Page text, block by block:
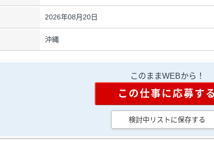
2026年08月20日
沖縄
このままWEBから！
この仕事に応募する
検討中リストに保存する